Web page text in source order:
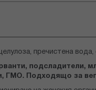
пречистена
подсладители,
ГМО. Подходящо за